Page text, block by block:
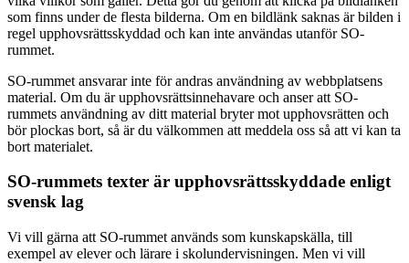
som finns under de flesta bilderna. Om en bildlänk saknas är bilden i
regel upphovsrättsskyddad och kan inte användas utanför SO-
rummet.
SO-rummet ansvarar inte för andras användning av webbplatsens
material. Om du är upphovsrättsinnehavare och anser att SO-
rummets användning av ditt material bryter mot upphovsrätten och
bör plockas bort, så är du välkommen att meddela oss så att vi kan ta
bort materialet.
SO-rummets texter är upphovsrättsskyddade enligt
svensk lag
Vi vill gärna att SO-rummet används som kunskapskälla, till
exempel av elever och lärare i skolundervisningen. Men vi vill